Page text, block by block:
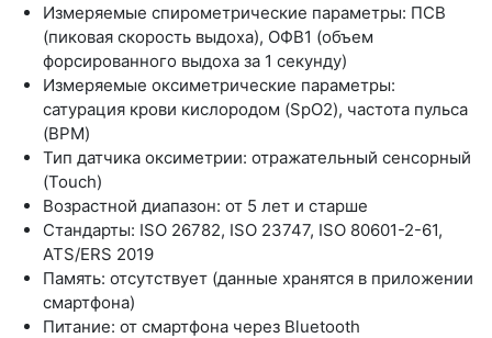
Измеряемые спирометрические параметры: ПСВ
(пиковая скорость выдоха), ОФВ1 (объем
форсированного выдоха за 1 секунду)
Измеряемые оксиметрические параметры:
сатурация крови кислородом (SpO2), частота пульса
(BPM)
Тип датчика оксиметрии: отражательный сенсорный
(Touch)
Возрастной диапазон: от 5 лет и старше
Стандарты: ISO 26782, ISO 23747, ISO 80601-2-61,
ATS/ERS 2019
Память: отсутствует (данные хранятся в приложении
смартфона)
Питание: от смартфона через Bluetooth